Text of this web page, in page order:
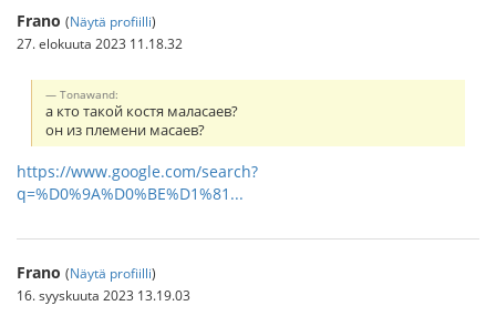
Frano (Näytä profiilli)
27. elokuuta 2023 11.18.32
Tonawand:
а кто такой костя маласаев?
он из племени масаев?
https://www.google.com/search?
q=%D0%9A%D0%BE%D1%81...
Frano (Näytä profiilli)
16. syyskuuta 2023 13.19.03